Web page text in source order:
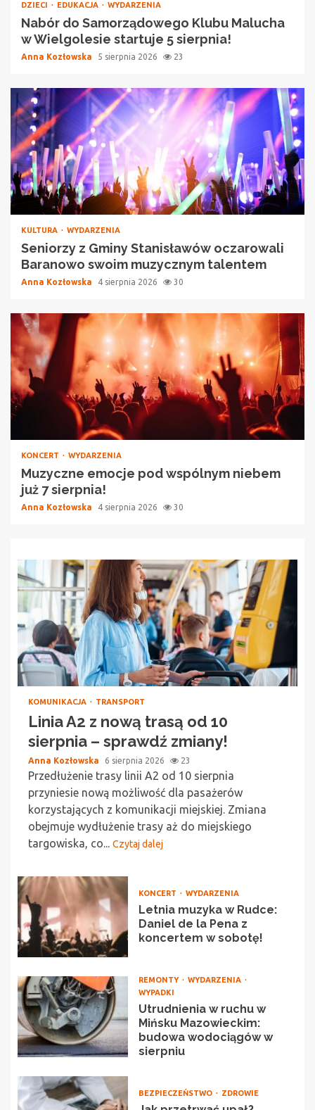
DZIECI EDUKACJA WYDARZENIA
Nabór do Samorządowego Klubu Malucha
w Wielgolesie startuje 5 sierpnia!
Anna Kozłowska 5 sierpnia 2026 23
KULTURA WYDARZENIA
Seniorzy z Gminy Stanisławów oczarowali
Baranowo swoim muzycznym talentem
Anna Kozłowska 4 sierpnia 2026 30
KONCERT WYDARZENIA
Muzyczne emocje pod wspólnym niebem
już 7 sierpnia!
Anna Kozłowska 4 sierpnia 2026 30
KOMUNIKACJA TRANSPORT
Linia A2 z nową trasą od 10
sierpnia – sprawdź zmiany!
Anna Kozłowska 6 sierpnia 2026 23
Przedłużenie trasy linii A2 od 10 sierpnia
przyniesie nową możliwość dla pasażerów
korzystających z komunikacji miejskiej. Zmiana
obejmuje wydłużenie trasy aż do miejskiego
targowiska, co... Czytaj dalej
KONCERT WYDARZENIA
Letnia muzyka w Rudce:
Daniel de la Pena z
koncertem w sobotę!
REMONTY
WYDARZENIA
WYPADKI
Utrudnienia w ruchu w
Mińsku Mazowieckim:
budowa wodociągów w
sierpniu
BEZPIECZEŃSTWO ZDROWIE